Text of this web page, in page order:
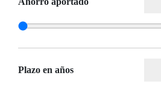
Plazo en años